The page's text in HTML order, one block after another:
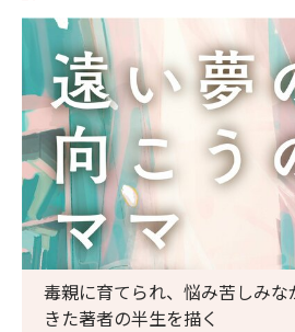
毒親に育てられ、悩み苦しみ
きた著者の半生を描く